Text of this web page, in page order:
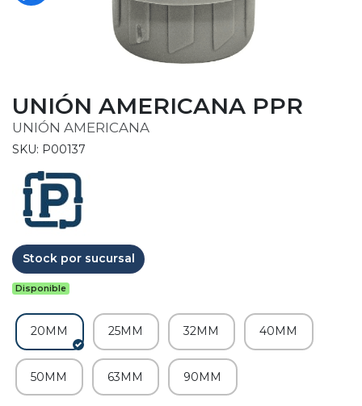
UNIÓN AMERICANA PPR
UNIÓN AMERICANA
SKU: P00137
Stock por sucursal
Disponible
20MM 25MM 32MM 40MM
50MM 63MM 90MM